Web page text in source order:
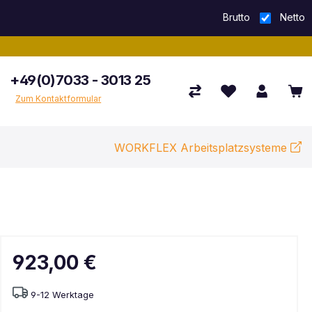
Brutto Netto
+49(0)7033 - 3013 25
Zum Kontaktformular
WORKFLEX Arbeitsplatzsysteme
923,00 €
9-12 Werktage